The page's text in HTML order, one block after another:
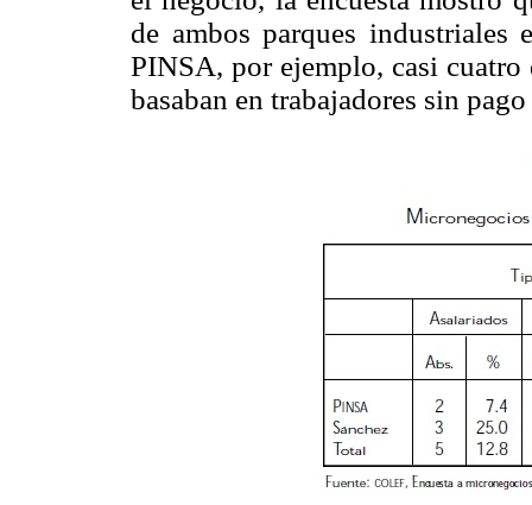
de ambos parques
PINSA, por ejemplo, casi cuatro
basaban en trabajadores sin